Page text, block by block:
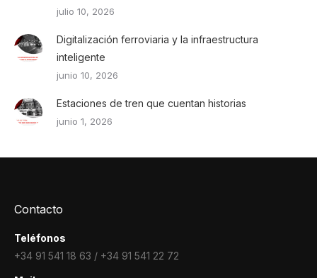
julio 10, 2026
Digitalización ferroviaria y la infraestructura
inteligente
junio 10, 2026
Estaciones de tren que cuentan historias
junio 1, 2026
Contacto
Teléfonos
+34 91 541 18 63 / +34 91 541 22 72